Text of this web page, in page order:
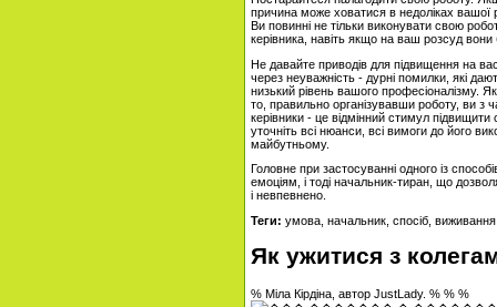
причина може ховатися в недоліках вашої
Ви повинні не тільки виконувати свою
керівника, навіть якщо на ваш розсуд вони
Не давайте приводів для підвищення на
через неуважність - дурні помилки, які
низький рівень вашого професіоналізму.
то, правильно організувавши роботу, ви
керівники - це відмінний стимул
уточніть всі нюанси, всі вимоги до його
майбутньому.
Головне при застосуванні одного із
емоціям, і тоді начальник-тиран, що
і невпевнено.
Теги: умова, начальник, спосіб, виживання
Як ужитися з
% Міла Кірдіна, автор JustLady. % % %